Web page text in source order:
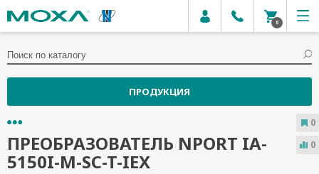
0
ПРОДУКЦИЯ
ПРЕОБРАЗОВАТЕЛЬ NPORT IA-
5150I-M-SC-T-IEX
0
0